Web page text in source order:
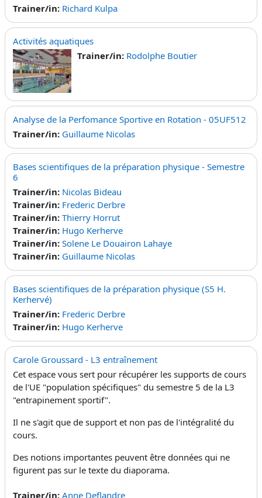
Trainer/in: Richard Kulpa
Activités aquatiques
Trainer/in: Rodolphe Boutier
Analyse de la Perfomance Sportive en Rotation - 05UF512
Trainer/in: Guillaume Nicolas
Bases scientifiques de la préparation physique - Semestre
6
Trainer/in: Nicolas Bideau
Trainer/in: Frederic Derbre
Trainer/in: Thierry Horrut
Trainer/in: Hugo Kerherve
Trainer/in: Solene Le Douairon Lahaye
Trainer/in: Guillaume Nicolas
Bases scientifiques de la préparation physique (S5 H.
Kerhervé)
Trainer/in: Frederic Derbre
Trainer/in: Hugo Kerherve
Carole Groussard - L3 entraînement
Cet espace vous sert pour récupérer les supports de cours
de l'UE "population spécifiques" du semestre 5 de la L3
"entrapinement sportif".
Il ne s'agit que de support et non pas de l'intégralité du
cours.
Des notions importantes peuvent être données qui ne
figurent pas sur le texte du diaporama.
Trainer/in: Anne Deflandre